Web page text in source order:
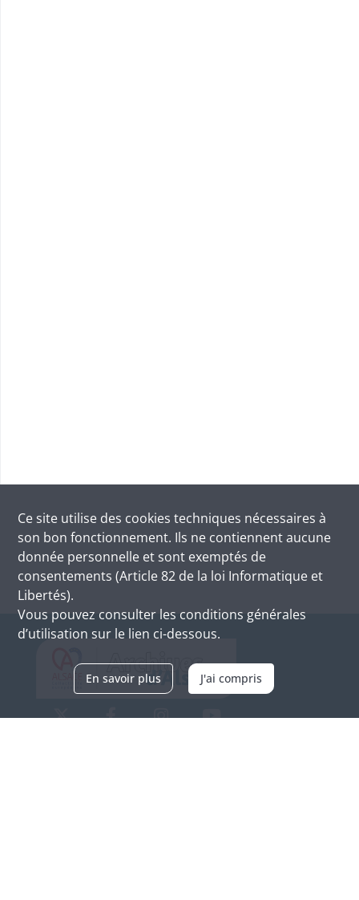
Ce site utilise des cookies techniques nécessaires à
son bon fonctionnement. Ils ne contiennent aucune
donnée personnelle et sont exemptés de
consentements (Article 82 de la loi Informatique et
Libertés).
Vous pouvez consulter les conditions générales
d’utilisation sur le lien ci-dessous.
En savoir plus J'ai compris